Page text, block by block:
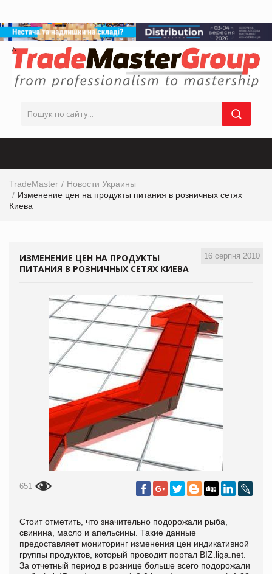
TradeMaster
Новости Украины
Изменение цен на продукты питания в розничных сетях
Киева
16 серпня 2010
ИЗМЕНЕНИЕ ЦЕН НА ПРОДУКТЫ
ПИТАНИЯ В РОЗНИЧНЫХ СЕТЯХ КИЕВА
651
Стоит отметить, что значительно подорожали рыба,
свинина, масло и апельсины. Такие данные
предоставляет мониторинг изменения цен индикативной
группы продуктов, который проводит портал BIZ.liga.net.
За отчетный период в рознице больше всего подорожали